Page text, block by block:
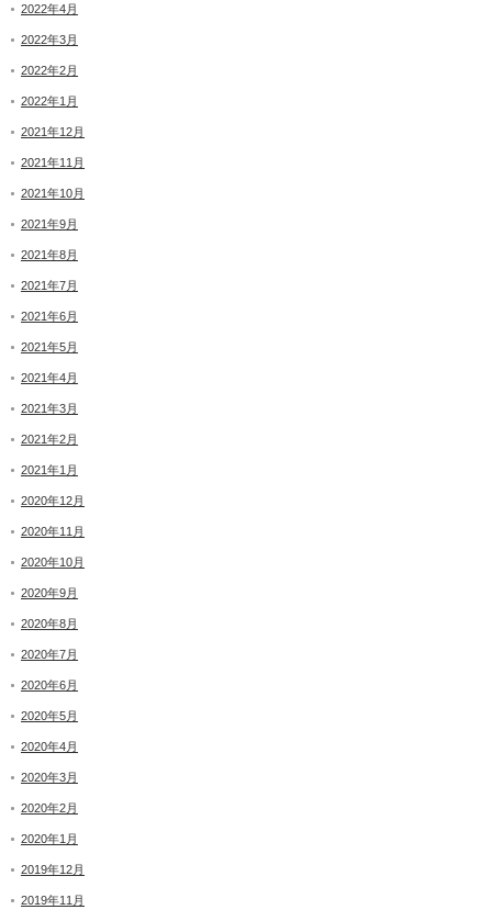
2022年4月
2022年3月
2022年2月
2022年1月
2021年12月
2021年11月
2021年10月
2021年9月
2021年8月
2021年7月
2021年6月
2021年5月
2021年4月
2021年3月
2021年2月
2021年1月
2020年12月
2020年11月
2020年10月
2020年9月
2020年8月
2020年7月
2020年6月
2020年5月
2020年4月
2020年3月
2020年2月
2020年1月
2019年12月
2019年11月